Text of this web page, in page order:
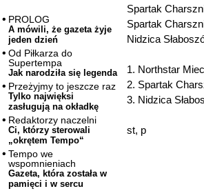
PROLOG
A mówili, że gazeta żyje
jeden dzień
Od Piłkarza do
Supertempa
Jak narodziła się legenda
Przeżyjmy to jeszcze raz
Tylko najwięksi
zasługują na okładkę
Redaktorzy naczelni
Ci, którzy sterowali
„okrętem Tempo“
Tempo we
wspomnieniach
Gazeta, która została w
pamięci i w sercu
Spartak
Spartak
Nidzica
1. Northstar
2. Spartak
3. Nidzica
st, p